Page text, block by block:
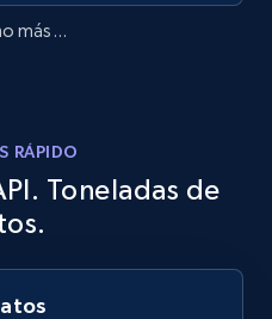
más...
RÁPIDO
Toneladas de